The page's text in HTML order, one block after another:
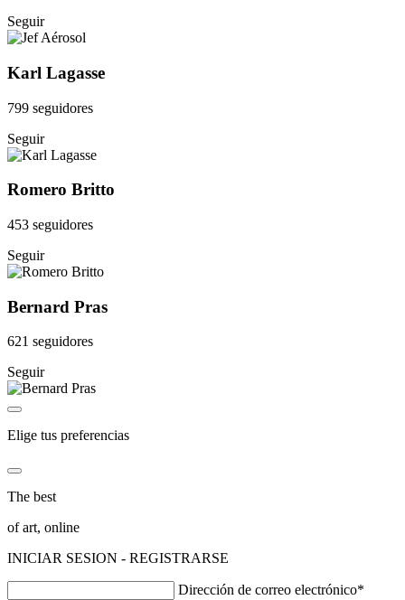
Seguir
Karl Lagasse
799 seguidores
Seguir
Romero Britto
453 seguidores
Seguir
Bernard Pras
621 seguidores
Seguir
Elige tus preferencias
The best
of art, online
INICIAR SESION - REGISTRARSE
Dirección de correo electrónico*